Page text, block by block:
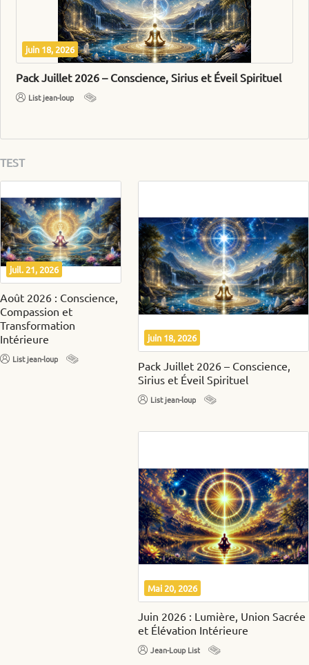
juin 18, 2026
Pack Juillet 2026 – Conscience, Sirius et Éveil Spirituel
List jean-loup
TEST
juil. 21, 2026
Août 2026 : Conscience,
Compassion et
Transformation
Intérieure
List jean-loup
juin 18, 2026
Pack Juillet 2026 – Conscience,
Sirius et Éveil Spirituel
List jean-loup
Mai 20, 2026
Juin 2026 : Lumière, Union Sacrée
et Élévation Intérieure
Jean-Loup List